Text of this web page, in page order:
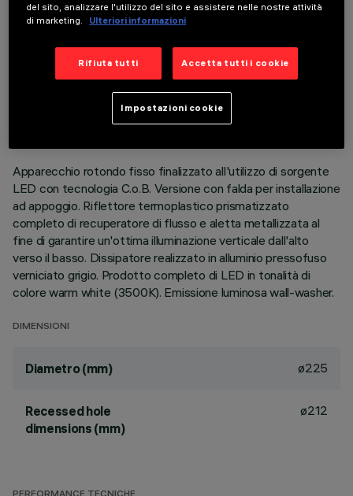
DATI TECNICI
Apparecchio rotondo fisso finalizzato all'utilizzo di sorgente
LED con tecnologia C.o.B. Versione con falda per installazione
ad appoggio. Riflettore termoplastico prismatizzato
completo di recuperatore di flusso e aletta metallizzata al
fine di garantire un'ottima illuminazione verticale dall'alto
verso il basso. Dissipatore realizzato in alluminio pressofuso
verniciato grigio. Prodotto completo di LED in tonalità di
colore warm white (3500K). Emissione luminosa wall-washer.
DIMENSIONI
Diametro (mm) ø225
Recessed hole
dimensions (mm)
ø212
del sito, analizzare l'utilizzo del sito e assistere nelle nostre attività
di marketing.
Ulteriori informazioni
Rifiuta tutti Accetta tutti i cookie
Impostazioni cookie